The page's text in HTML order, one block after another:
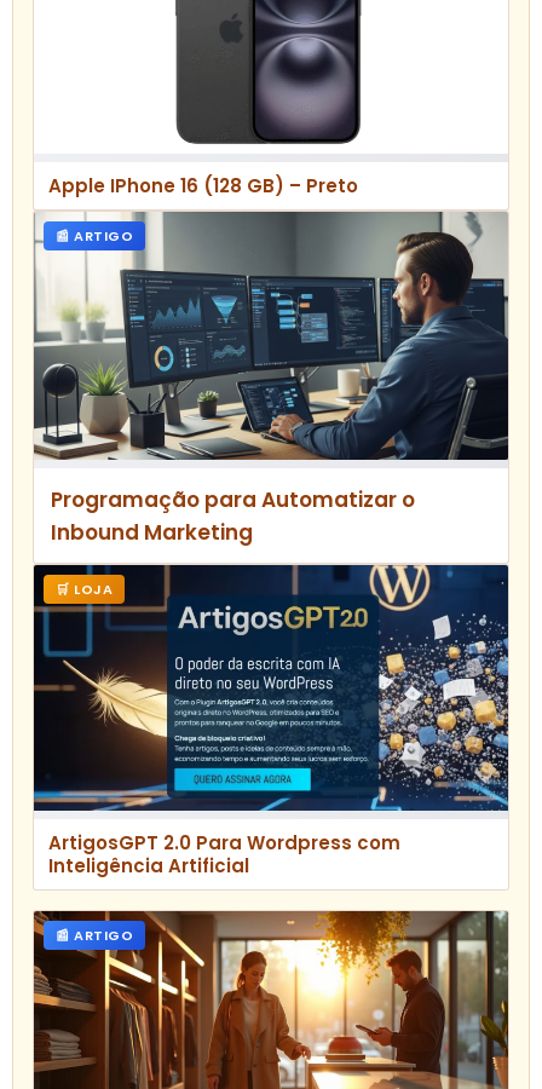
Apple IPhone 16 (128 GB) – Preto
📰 ARTIGO
Programação para Automatizar o
Inbound Marketing
🛒 LOJA
ArtigosGPT 2.0 Para Wordpress com
Inteligência Artificial
📰 ARTIGO